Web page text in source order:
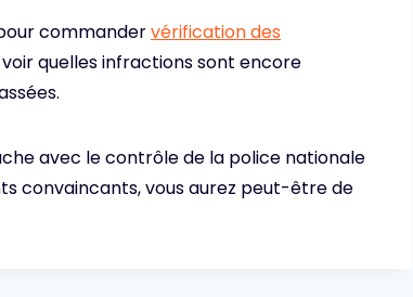
commandervérification des
quelles infractions sont encore
avec le contrôle de la police nationale
convaincants, vous aurez peut-être de